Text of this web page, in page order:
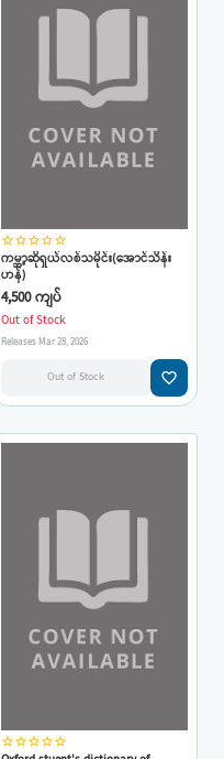
star_borderstar_borderstar_borderstar_borderstar_border
ကမ္ဘာ့ဆိုရှယ်လစ်သမိုင်း(အောင်သိန်း
ဟန်)
4,500 ကျပ်
Out of Stock
Releases Mar 28, 2026
Out of Stock favorite_border
star_borderstar_borderstar_borderstar_borderstar_border